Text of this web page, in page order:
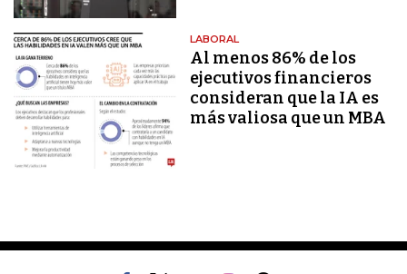
LABORAL
Al menos 86% de los
ejecutivos financieros
consideran que la IA es
más valiosa que un MBA